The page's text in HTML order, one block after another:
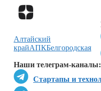
Наши телеграм-каналы:
Стартапы и
Алтайский
крайАПКБелгородcкая